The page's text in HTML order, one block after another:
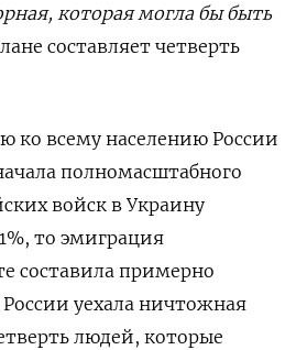
которая могла бы быть
составляет четверть
ко всему населению России
полномасштабного
войск в Украину
то эмиграция
составила примерно
России уехала ничтожная
людей, которые